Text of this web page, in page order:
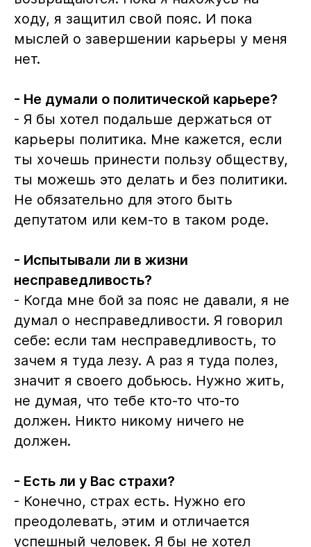
ходу, я защитил свой пояс. И пока
мыслей о завершении карьеры у меня
нет.
- Не думали о политической карьере?
- Я бы хотел подальше держаться от
карьеры политика. Мне кажется, если
ты хочешь принести пользу обществу,
ты можешь это делать и без политики.
Не обязательно для этого быть
депутатом или кем-то в таком роде.
- Испытывали ли в жизни
несправедливость?
- Когда мне бой за пояс не давали, я не
думал о несправедливости. Я говорил
себе: если там несправедливость, то
зачем я туда лезу. А раз я туда полез,
значит я своего добьюсь. Нужно жить,
не думая, что тебе кто-то что-то
должен. Никто никому ничего не
должен.
- Есть ли у Вас страхи?
- Конечно, страх есть. Нужно его
преодолевать, этим и отличается
успешный человек. Я бы не хотел